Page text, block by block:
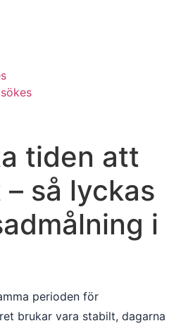
tiden att
så lyckas
i
perioden för
brukar vara stabilt, dagarna